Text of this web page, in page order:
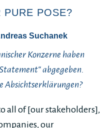
PURE POSE?
Suchanek
Konzerne haben
abgegeben.
Absichtserklärungen?
all of [our stakeholders],
our